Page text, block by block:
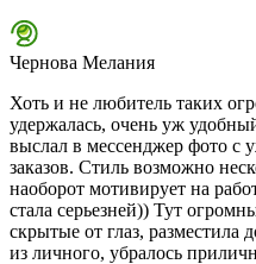
Чернова Мелания
Хоть и не любитель таких
удержалась, очень уж
выслал в мессенджер фото с
заказов. Стиль возможно
наоборот мотивирует на
стала серьезней)) Тут
скрытые от глаз, разместила
из личного, убралось